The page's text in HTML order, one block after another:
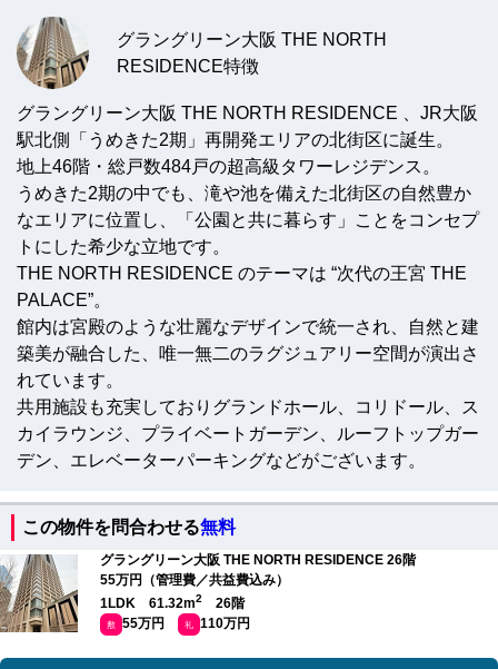
グラングリーン大阪 THE NORTH
RESIDENCE特徴
グラングリーン大阪 THE NORTH RESIDENCE 、JR大阪
駅北側「うめきた2期」再開発エリアの北街区に誕生。
地上46階・総戸数484戸の超高級タワーレジデンス。
うめきた2期の中でも、滝や池を備えた北街区の自然豊か
なエリアに位置し、「公園と共に暮らす」ことをコンセプ
トにした希少な立地です。
THE NORTH RESIDENCE のテーマは “次代の王宮 THE
PALACE”。
館内は宮殿のような壮麗なデザインで統一され、自然と建
築美が融合した、唯一無二のラグジュアリー空間が演出さ
れています。
共用施設も充実しておりグランドホール、コリドール、ス
カイラウンジ、プライベートガーデン、ルーフトップガー
デン、エレベーターパーキングなどがございます。
この物件を問合わせる無料
グラングリーン大阪 THE NORTH RESIDENCE 26階
55万円（管理費／共益費込み）
1LDK 61.32m2 26階
敷 55万円 礼 110万円